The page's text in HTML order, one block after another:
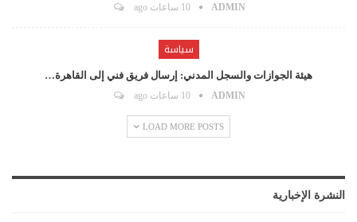
ADMIN 10 ساعات ago
سياسة
هيئة الجوازات والسجل المدني: إرسال فريق فني إلى القاهرة…
ADMIN 10 ساعات ago
LOAD MORE POSTS
النشرة الإخبارية